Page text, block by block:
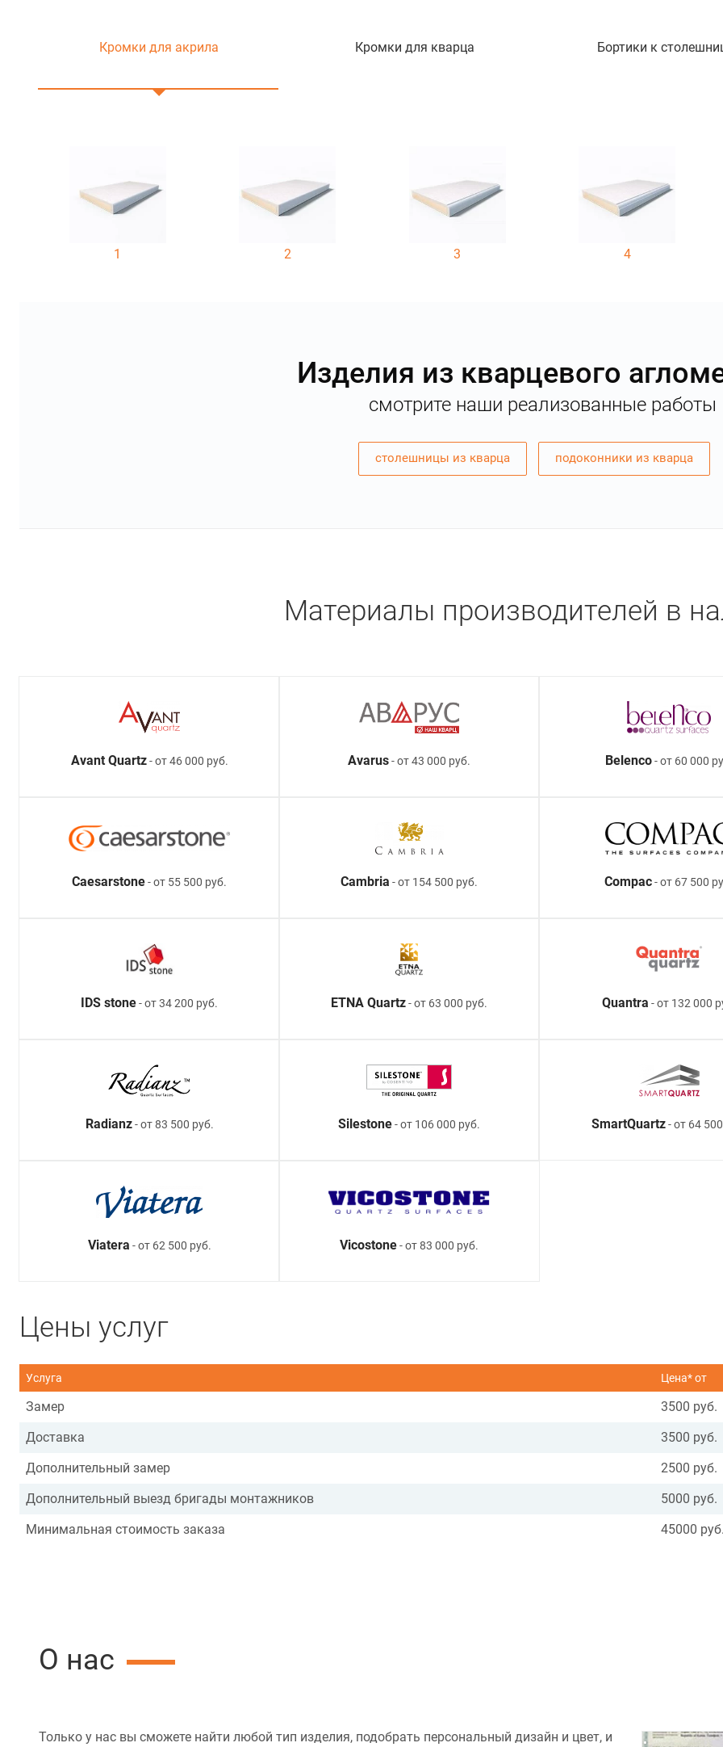
Кромки для акрила Кромки для кварца Бортики к
1 2 3 4
Изделия из кварцевого
смотрите наши реализованные работы
столешницы из кварца подоконники из кварца
Материалы производителей в
Avant Quartz- от 46 000 руб. Avarus- от 43 000 руб. Belenco- от 60 000
Caesarstone- от 55 500 руб. Cambria - от 154 500 руб. Compac- от 67 500
IDS stone- от 34 200 руб. ETNA Quartz- от 63 000 руб. Quantra - от 132 000
Radianz- от 83 500 руб. Silestone- от 106 000 руб. SmartQuartz- от 64
Viatera - от 62 500 руб. Vicostone- от 83 000 руб.
Цены услуг
Услуга Цена* от
Замер 3500 руб.
Доставка
3500 руб.
Дополнительный замер
2500 руб.
Дополнительный выезд бригады монтажников
5000 руб.
Минимальная стоимость заказа
45000 руб.
О нас
Только у нас вы сможете найти любой тип изделия, подобрать персональный дизайн и цвет, и